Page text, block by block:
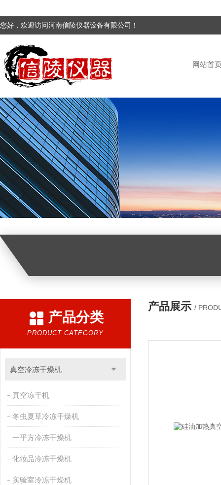
您好，欢迎访问河南信陵仪器设备有限公司！
网站首
产品分类
PRODUCT CATEGORY
真空冷冻干燥机
真空冻干机
冬虫夏草冷冻干燥机
一平方冷冻干燥机
化妆品冷冻干燥机
实验室冷冻干燥机
产品展示 /